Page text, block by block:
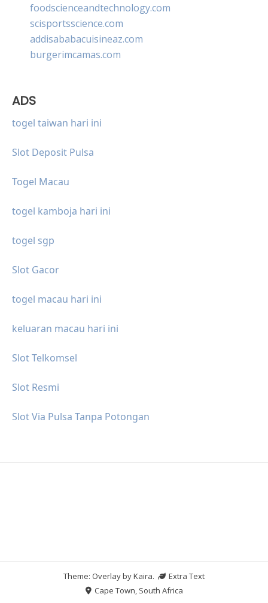
foodscienceandtechnology.com
scisportsscience.com
addisababacuisineaz.com
burgerimcamas.com
ADS
togel taiwan hari ini
Slot Deposit Pulsa
Togel Macau
togel kamboja hari ini
togel sgp
Slot Gacor
togel macau hari ini
keluaran macau hari ini
Slot Telkomsel
Slot Resmi
Slot Via Pulsa Tanpa Potongan
Theme: Overlay byKaira.
Extra Text
Cape Town, South Africa